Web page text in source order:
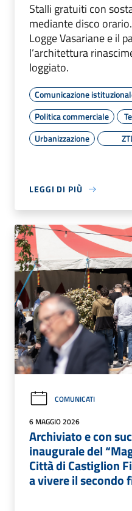
Stalli gratuiti con
mediante disco
Logge Vasariane e il
l’architettura
loggiato.
Comunicazione
Politica commerciale
Urbanizzazione
LEGGI DI PIÙ
COMUNICATI
6 MAGGIO 2026
Archiviato e con
inaugurale del
Città di Castiglion
a vivere il secondo